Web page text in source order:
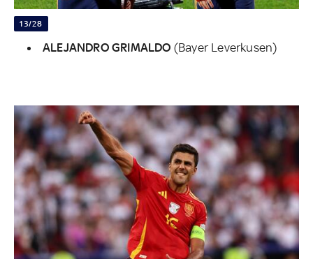
13/28
ALEJANDRO GRIMALDO (Bayer Leverkusen)